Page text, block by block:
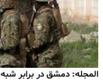
المجله: دمشق در برابر